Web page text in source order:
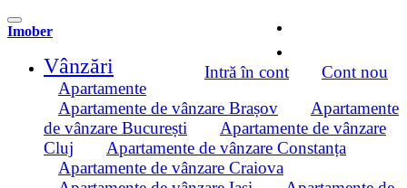
Imober
Intră în cont Cont nou
Vânzări
Apartamente
Apartamente de vânzare Brașov
Apartamente
de vânzare București
Apartamente de vânzare
Cluj
Apartamente de vânzare Constanța
Apartamente de vânzare Craiova